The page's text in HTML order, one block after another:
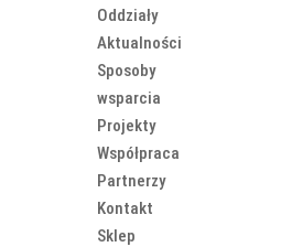
Oddziały
Aktualności
Sposoby
wsparcia
Projekty
Współpraca
Partnerzy
Kontakt
Sklep